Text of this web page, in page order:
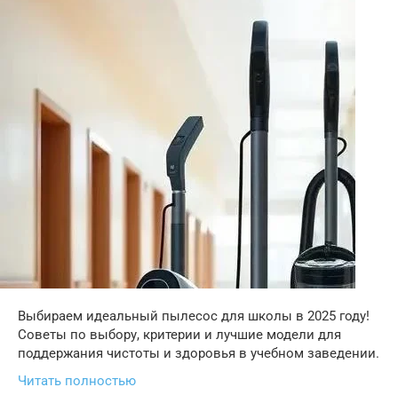
Выбираем идеальный пылесос для школы в 2025 году!
Советы по выбору, критерии и лучшие модели для
поддержания чистоты и здоровья в учебном заведении.
Читать полностью